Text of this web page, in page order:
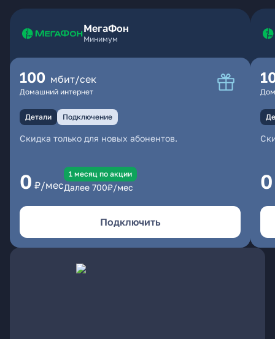
МегаФон
Минимум
100 мбит/сек
Домашний интернет
Детали Подключение
Скидка только для новых абонентов.
0 ₽/мес
1 месяц по акции
Далее 700₽/мес
Подключить
0